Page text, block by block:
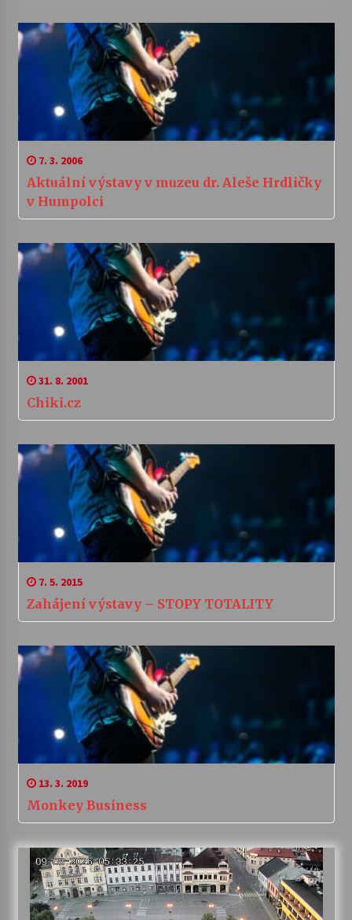
7. 3. 2006
Aktuální výstavy v muzeu dr. Aleše Hrdličky
v Humpolci
31. 8. 2001
Chiki.cz
7. 5. 2015
Zahájení výstavy – STOPY TOTALITY
13. 3. 2019
Monkey Business